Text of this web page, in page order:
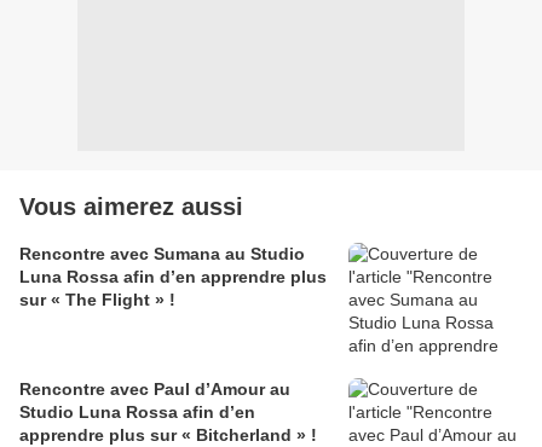
Vous aimerez aussi
Rencontre avec Sumana au Studio
Luna Rossa afin d’en apprendre plus
sur « The Flight » !
Rencontre avec Paul d’Amour au
Studio Luna Rossa afin d’en
apprendre plus sur « Bitcherland » !